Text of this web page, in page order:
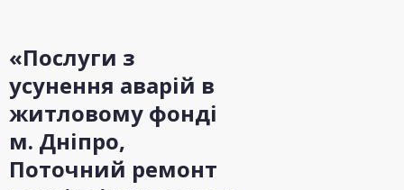
«Послуги з
усунення аварій в
житловому фонді
м. Дніпро,
Поточний ремонт